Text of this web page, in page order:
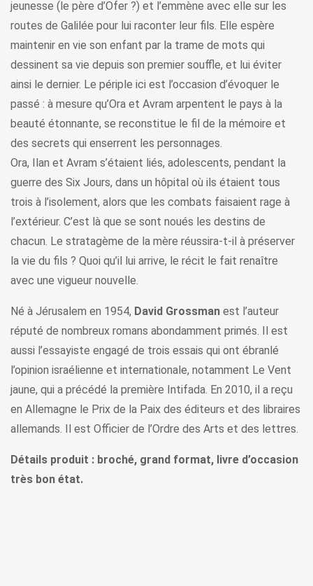
jeunesse (le père d’Ofer ?) et l’emmène avec elle sur les
routes de Galilée pour lui raconter leur fils. Elle espère
maintenir en vie son enfant par la trame de mots qui
dessinent sa vie depuis son premier souffle, et lui éviter
ainsi le dernier. Le périple ici est l’occasion d’évoquer le
passé : à mesure qu’Ora et Avram arpentent le pays à la
beauté étonnante, se reconstitue le fil de la mémoire et
des secrets qui enserrent les personnages.
Ora, Ilan et Avram s’étaient liés, adolescents, pendant la
guerre des Six Jours, dans un hôpital où ils étaient tous
trois à l’isolement, alors que les combats faisaient rage à
l’extérieur. C’est là que se sont noués les destins de
chacun. Le stratagème de la mère réussira-t-il à préserver
la vie du fils ? Quoi qu’il lui arrive, le récit le fait renaître
avec une vigueur nouvelle.
Né à Jérusalem en 1954, David Grossman est l’auteur
réputé de nombreux romans abondamment primés. Il est
aussi l’essayiste engagé de trois essais qui ont ébranlé
l’opinion israélienne et internationale, notamment Le Vent
jaune, qui a précédé la première Intifada. En 2010, il a reçu
en Allemagne le Prix de la Paix des éditeurs et des libraires
allemands. Il est Officier de l’Ordre des Arts et des lettres.
Détails produit : broché, grand format, livre d’occasion
très bon état.